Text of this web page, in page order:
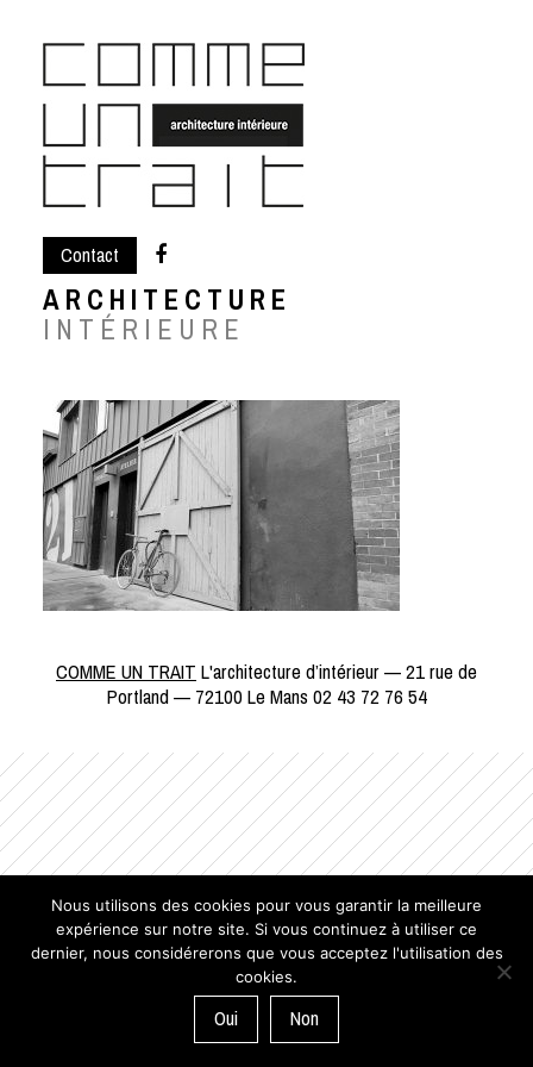
Skip
to
content
Contact
ARCHITECTURE
INTÉRIEURE
COMME UN TRAITL'architecture d’intérieur — 21 rue de
Portland — 72100 Le Mans 02 43 72 76 54
Nous utilisons des cookies pour vous garantir la meilleure
expérience sur notre site. Si vous continuez à utiliser ce
dernier, nous considérerons que vous acceptez l'utilisation des
cookies.
Oui Non